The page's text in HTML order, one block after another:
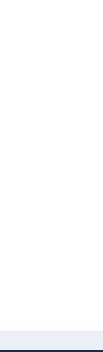
喚起・申込停止)など、
連情報を集計し、図解で